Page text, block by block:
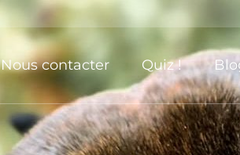
Nous contacter Quiz !